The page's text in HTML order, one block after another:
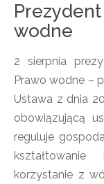
wodne
2 sierpnia
Prawo wodne –
Ustawa z dnia
obowiązującą
reguluje
korzystanie z